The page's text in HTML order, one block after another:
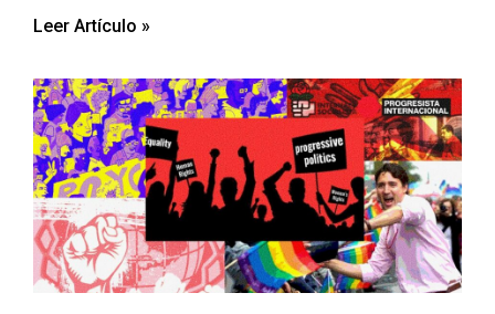
Leer Artículo »